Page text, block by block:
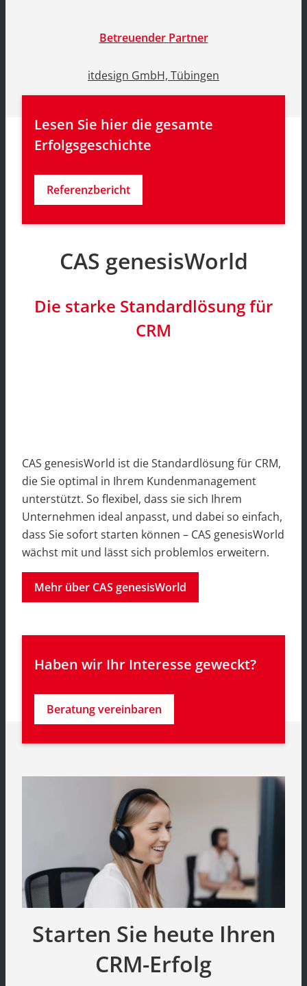
Betreuender Partner
itdesign GmbH, Tübingen
Lesen Sie hier die gesamte
Erfolgsgeschichte
Referenzbericht
CAS genesisWorld
Die starke Standardlösung für
CRM
CAS genesisWorld ist die Standardlösung für CRM,
die Sie optimal in Ihrem Kundenmanagement
unterstützt. So flexibel, dass sie sich Ihrem
Unternehmen ideal anpasst, und dabei so einfach,
dass Sie sofort starten können – CAS genesisWorld
wächst mit und lässt sich problemlos erweitern.
Mehr über CAS genesisWorld
Haben wir Ihr Interesse geweckt?
Beratung vereinbaren
Starten Sie heute Ihren
CRM-Erfolg